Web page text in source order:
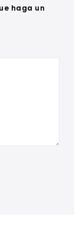
haga un